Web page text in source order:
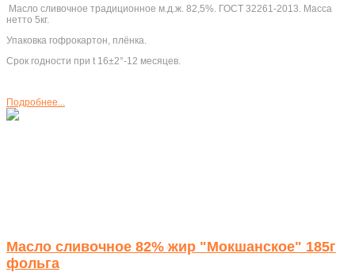
Масло сливочное традиционное м.д.ж. 82,5%. ГОСТ 32261-2013. Масса
нетто 5кг.
Упаковка гофрокартон, плёнка.
Срок годности при t 16±2°-12 месяцев.
Подробнее...
Масло сливочное 82% жир "Мокшанское" 185г
фольга